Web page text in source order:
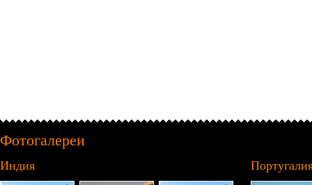
Фотогалереи
Индия